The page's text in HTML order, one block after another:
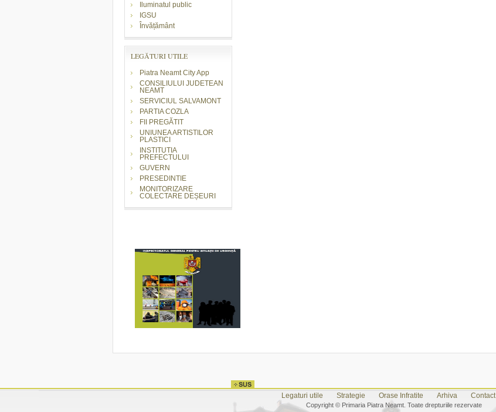
Iluminatul public
IGSU
Învățământ
LEGĂTURI UTILE
Piatra Neamt City App
CONSILIULUI JUDETEAN
NEAMT
SERVICIUL SALVAMONT
PARTIA COZLA
FII PREGĂTIT
UNIUNEA ARTISTILOR
PLASTICI
INSTITUTIA
PREFECTULUI
GUVERN
PRESEDINTIE
MONITORIZARE
COLECTARE DEȘEURI
Legaturi utile Strategie Orase Infratite Arhiva Contact
Copyright © Primaria Piatra Neamt. Toate drepturiile rezervate